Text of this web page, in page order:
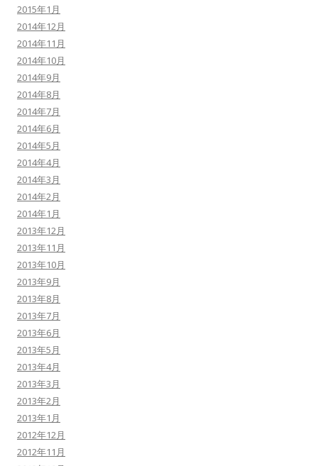
2015年1月
2014年12月
2014年11月
2014年10月
2014年9月
2014年8月
2014年7月
2014年6月
2014年5月
2014年4月
2014年3月
2014年2月
2014年1月
2013年12月
2013年11月
2013年10月
2013年9月
2013年8月
2013年7月
2013年6月
2013年5月
2013年4月
2013年3月
2013年2月
2013年1月
2012年12月
2012年11月